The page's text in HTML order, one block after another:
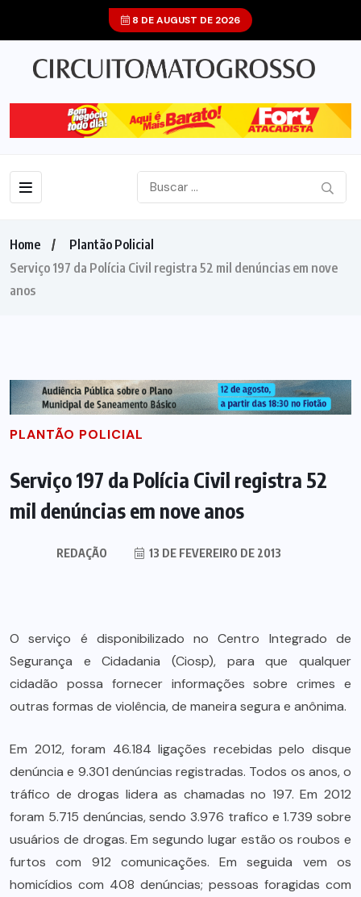
8 DE AUGUST DE 2026
Home
Plantão Policial
Serviço 197 da Polícia Civil registra 52 mil denúncias em nove
anos
PLANTÃO POLICIAL
Serviço 197 da Polícia Civil registra 52
mil denúncias em nove anos
REDAÇÃO 13 DE FEVEREIRO DE 2013
O serviço é disponibilizado no Centro Integrado de
Segurança e Cidadania (Ciosp), para que qualquer
cidadão possa fornecer informações sobre crimes e
outras formas de violência, de maneira segura e anônima.
Em 2012, foram 46.184 ligações recebidas pelo disque
denúncia e 9.301 denúncias registradas. Todos os anos, o
tráfico de drogas lidera as chamadas no 197. Em 2012
foram 5.715 denúncias, sendo 3.976 trafico e 1.739 sobre
usuários de drogas. Em segundo lugar estão os roubos e
furtos com 912 comunicações. Em seguida vem os
homicídios com 408 denúncias; pessoas foragidas com